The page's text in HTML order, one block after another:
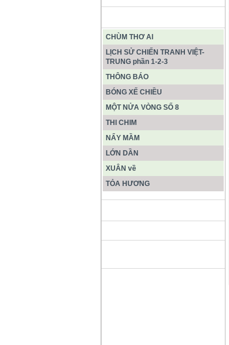
CHÙM THƠ AI
LỊCH SỬ CHIẾN TRANH VIỆT-
TRUNG phần 1-2-3
THÔNG BÁO
BÓNG XẾ CHIỀU
MỘT NỬA VÒNG SỐ 8
THI CHIM
NẨY MẦM
LỚN DẦN
XUÂN về
TỎA HƯƠNG